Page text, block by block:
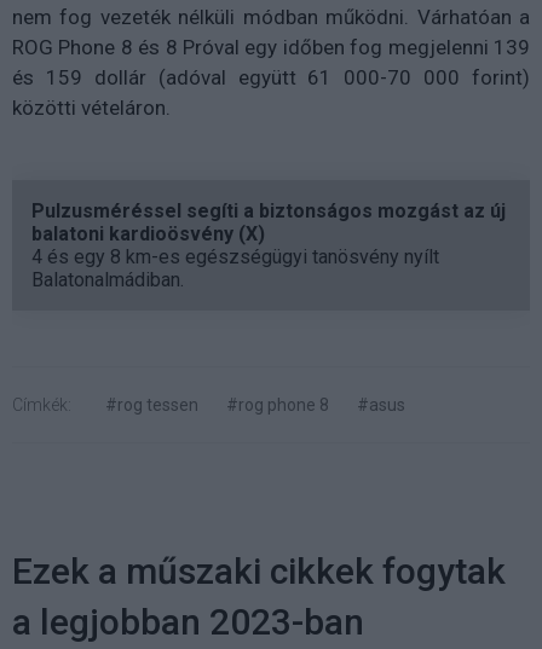
nem fog vezeték nélküli módban működni. Várhatóan a
ROG Phone 8 és 8 Próval egy időben fog megjelenni 139
és 159 dollár (adóval együtt 61 000-70 000 forint)
közötti vételáron.
Pulzusméréssel segíti a biztonságos mozgást az új
balatoni kardioösvény (X)
4 és egy 8 km-es egészségügyi tanösvény nyílt
Balatonalmádiban.
Címkék: #rog tessen #rog phone 8 #asus
Ezek a műszaki cikkek fogytak
a legjobban 2023-ban